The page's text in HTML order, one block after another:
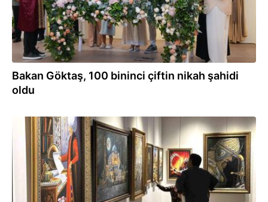
Bakan Göktaş, 100 bininci çiftin nikah şahidi
oldu
20.07.2026